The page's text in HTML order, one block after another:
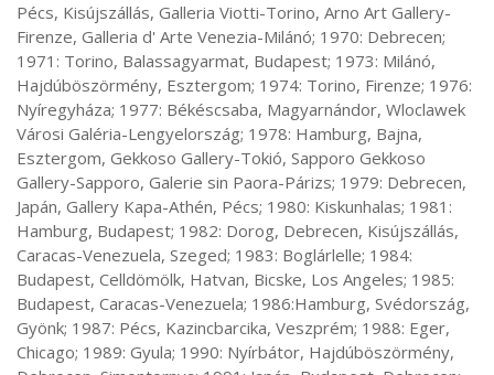
Pécs, Kisújszállás, Galleria Viotti-Torino, Arno Art Gallery-
Firenze, Galleria d' Arte Venezia-Milánó; 1970: Debrecen;
1971: Torino, Balassagyarmat, Budapest; 1973: Milánó,
Hajdúböszörmény, Esztergom; 1974: Torino, Firenze; 1976:
Nyíregyháza; 1977: Békéscsaba, Magyarnándor, Wloclawek
Városi Galéria-Lengyelország; 1978: Hamburg, Bajna,
Esztergom, Gekkoso Gallery-Tokió, Sapporo Gekkoso
Gallery-Sapporo, Galerie sin Paora-Párizs; 1979: Debrecen,
Japán, Gallery Kapa-Athén, Pécs; 1980: Kiskunhalas; 1981:
Hamburg, Budapest; 1982: Dorog, Debrecen, Kisújszállás,
Caracas-Venezuela, Szeged; 1983: Boglárlelle; 1984:
Budapest, Celldömölk, Hatvan, Bicske, Los Angeles; 1985:
Budapest, Caracas-Venezuela; 1986:Hamburg, Svédország,
Gyönk; 1987: Pécs, Kazincbarcika, Veszprém; 1988: Eger,
Chicago; 1989: Gyula; 1990: Nyírbátor, Hajdúböszörmény,